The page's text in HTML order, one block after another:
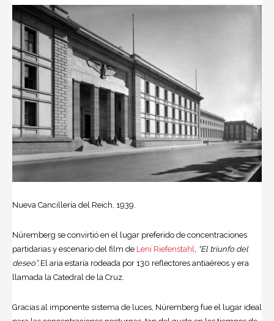
Nueva Cancillería del Reich, 1939.
Núremberg se convirtió en el lugar preferido de concentraciones
partidarias y escenario del film de Leni Riefenstahl
“El triunfo del
deseo”.El aria estaría rodeada por 130 reflectores antiaéreos y era
llamada la Catedral de la Cruz.
Gracias al imponente sistema de luces, Núremberg fue el lugar ideal